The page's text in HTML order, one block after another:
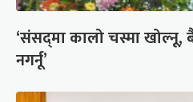
‘संसद्‍मा कालो चस्मा खोल्नू,
नगर्नू’